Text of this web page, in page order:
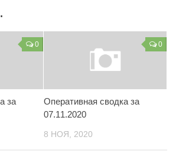
0
за
0
Оперативная сводка за
07.11.2020
8 НОЯ, 2020